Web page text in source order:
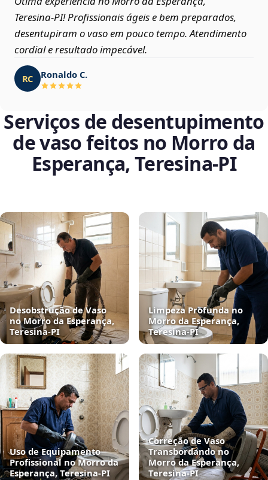
Teresina‑PI! Profissionais ágeis e bem preparados,
desentupiram o vaso em pouco tempo. Atendimento
cordial e resultado impecável.
RC Ronaldo C.
Serviços de desentupimento
de vaso feitos no Morro da
Esperança, Teresina‑PI
Desobstrução de Vaso
no Morro da Esperança,
Teresina‑PI
Limpeza Profunda no
Morro da Esperança,
Teresina‑PI
Uso de Equipamento
Profissional no Morro da
Esperança, Teresina‑PI
Correção de Vaso
Transbordando no
Morro da Esperança,
Teresina‑PI